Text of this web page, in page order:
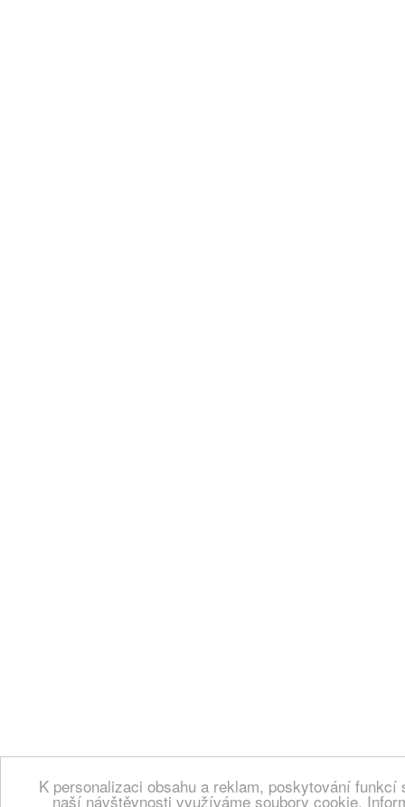
K personalizaci obsahu a reklam, poskytování
naší návštěvnosti využíváme soubory cookie.